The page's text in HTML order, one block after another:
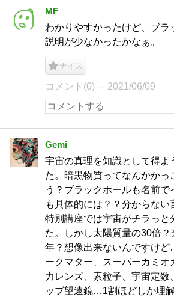
MF
わかりやすかったけど、ブラ
説明が少なかったかなぁ。
ナイス
コメント(0) 2021/06/09
Gemi
宇宙の真理を知識として得よ
た。暗黒物質ってなんかかっ
う？ブラックホールも名前
も具体的には？？分からな
特別講座では宇宙がチラっと
た。しかし太陽質量の30倍
年？想像出来ないんですけ
ークマター、スーパーカミオ
力レンズ、素粒子、宇宙定数
ッブ望遠鏡…1割ほどしか理